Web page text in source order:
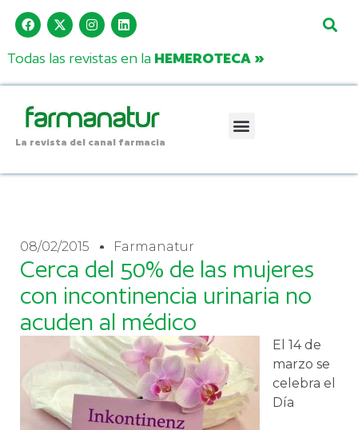
Todas las revistas en la HEMEROTECA »
La revista del canal farmacia
08/02/2015 Farmanatur
Cerca del 50% de las mujeres
con incontinencia urinaria no
acuden al médico
El 14 de
marzo se
celebra el
Día